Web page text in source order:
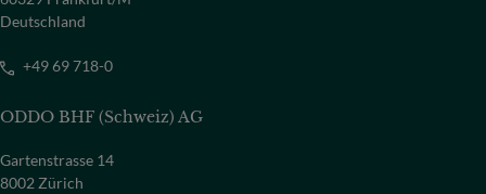
Deutschland
+49 69 718-0
ODDO BHF (Schweiz) AG
Gartenstrasse 14
8002 Zürich